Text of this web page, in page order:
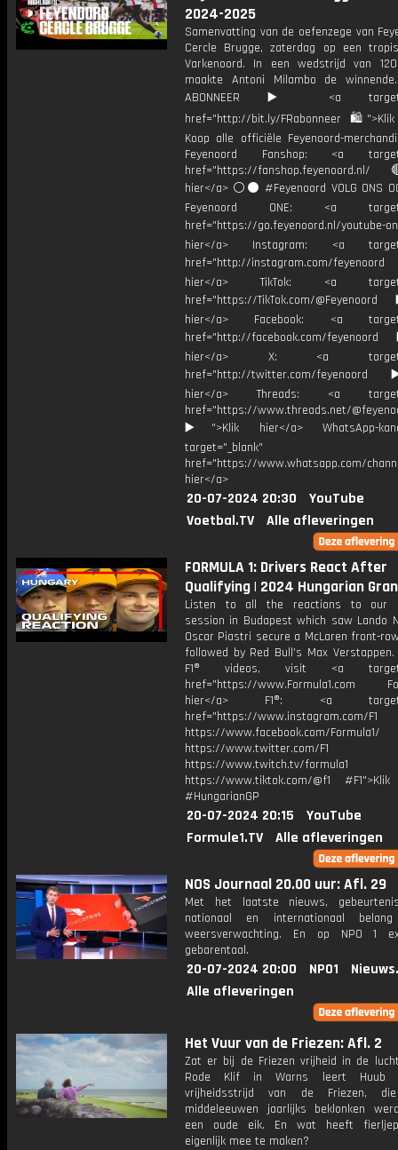
2024-2025
Samenvatting van de oefenzege van
Cercle Brugge, zaterdag op een
Varkenoord. In een wedstrijd van
maakte Antoni Milambo de
ABONNEER ▶️ <a
href="http://bit.ly/FRabonneer
Koop alle officiële Feyenoord-
Feyenoord Fanshop: <a
href="https://
hier</a> ⚪️⚫ #Feyenoord VOLG ONS
Feyenoord ONE: <a
href="https://go.feyenoord.nl/youtube-
hier</a> Instagram: <a
href="http://instagram.com/
hier</a> TikTok: <a
href="https://TikTok.com/
hier</a> Facebook: <a
href="http://facebook.com/
hier</a> X: <a
href="http://twitter.com/
hier</a> Threads: <a
href="https://www.threads.net/
▶️">Klik hier</a> WhatsApp-
target="_blank"
href="https://www.whatsapp.com/
hier</a>
20-07-2024 20:30
YouTube
Voetbal.TV
Alle afleveringen
FORMULA 1: Drivers React After
Qualifying | 2024 Hungarian
Listen to all the reactions to our
session in Budapest which saw Lando
Oscar Piastri secure a McLaren front-
followed by Red Bull's Max
F1® videos, visit <a
href="https://www.Formula1.com
hier</a> F1®: <a
href="https://www.instagram.com/F1
https://www.facebook.com/Formula1/
https://www.twitter.com/F1
https://www.twitch.tv/formula1
https://www.tiktok.com/@f1
#HungarianGP
20-07-2024 20:15
YouTube
Formule1.TV
Alle afleveringen
NOS Journaal 20.00 uur: Afl. 29
Met het laatste nieuws,
nationaal en internationaal
weersverwachting. En op NPO 1
gebarentaal.
20-07-2024 20:00 NPO1
Alle afleveringen
Het Vuur van de Friezen: Afl. 2
Zat er bij de Friezen vrijheid in de
Rode Klif in Warns leert Huub
vrijheidsstrijd van de Friezen,
middeleeuwen jaarlijks beklonken
een oude eik. En wat heeft
eigenlijk mee te maken?